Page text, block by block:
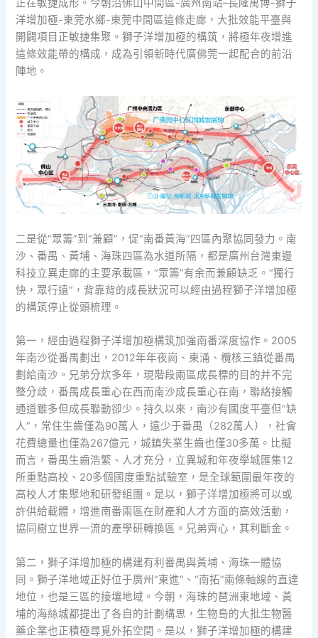
正在敏捷成形。今朝沿佛山中間區-廣州南站–長隆萬博-獅子
洋增加極-東莞水鄉-東莞中間區這條走廊，大批效能平臺與
開闢項目正敏捷集聚。獅子洋增加極的構筑，將極年夜增進
這條效能帶的構成，成為引領新時代廣佛莞一起配合的前沿
陣地。
二是從“眾籌”到“兼顧”，促“南番黃海”四區內聚協同發力。南
沙、番禺、黃埔、海珠四區為水道所隔，都是廣州台灣東邊
科技立異走廊的主要承載區，“眾籌”有余而兼顧缺乏。“獨行
快，眾行遠”，背靠背的成長狀況可以經由過程獅子洋增加極
的構筑停止從頭梳理。
第一，經由過程獅子洋增加極構筑加強南番深度協作。2005
年南沙從番禺劃出，2012年年夜崗、東涌、欖核三鎮從番禺
劃給南沙。兄弟分炊多年，現階段兩區成長標的目的并不完
整分歧，番禺成長重心在西而南沙成長重心在南，聯絡接觸
通道雖多但成長聯動卻少。持久以來，南沙有國度平臺但“缺
人”，常住生齒僅為90萬人，遠少于番禺（282萬人），社會
花費總量也僅為267億元，城鎮失業生齒也僅30多萬。比擬
而言，番禺生齒浩繁、人才充分，立異城和年夜學城匯集12
所重點高校、20多個國度重點試驗室，是全球範圍最年夜的
高校人才集聚地和研發組團。是以，獅子洋增加極將可以或
許供給載體，增進南番兩區在財產和人才方面的高效活動，
協同樹立世界一流的產學研轉換區。兄弟齊心，其利斷金。
第二，獅子洋增加極的構建有利番禺與黃埔、海珠一體協
同。獅子洋地域正好位于廣州“東進”、“南拓”兩條軸線的直達
地位，也是三區的接壤地域。今朝，海珠的琶洲東地域、黃
埔的海絲城都提出了各自的計劃構思，生物島的大批生物醫
藥企業也正積極尋覓外拓空間。是以，獅子洋增加極的構建